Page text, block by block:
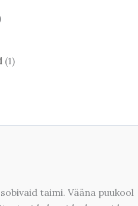
1
taimi. Vääna puukool